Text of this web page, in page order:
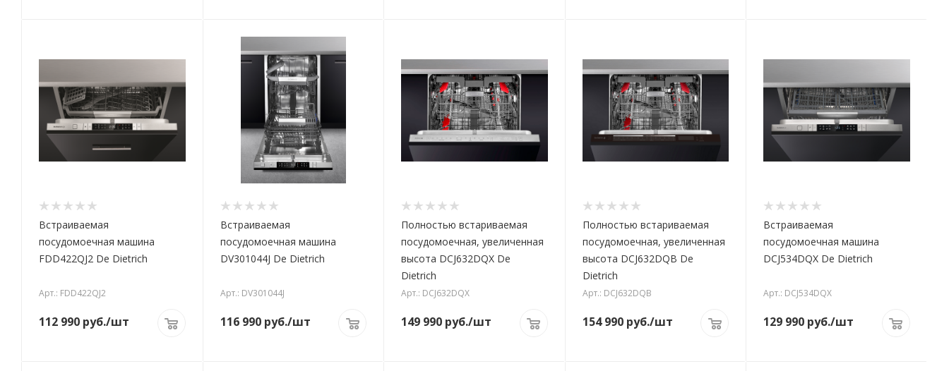
Встраиваемая
посудомоечная машина
FDD422QJ2 De Dietrich
Арт.: FDD422QJ2
112 990 руб./шт
Встраиваемая
посудомоечная машина
DV301044J De Dietrich
Арт.: DV301044J
116 990руб./шт
Полностью встариваемая
посудомоечная, увеличенная
высота DCJ632DQX De
Dietrich
Арт.: DCJ632DQX
149 990 руб./шт
Полностью встариваемая
посудомоечная, увеличенная
высота DCJ632DQB De
Dietrich
Арт.: DCJ632DQB
154 990руб./шт
Встраиваемая
посудомоечная машина
DCJ534DQX De Dietrich
Арт.: DCJ534DQX
129 990 руб./шт